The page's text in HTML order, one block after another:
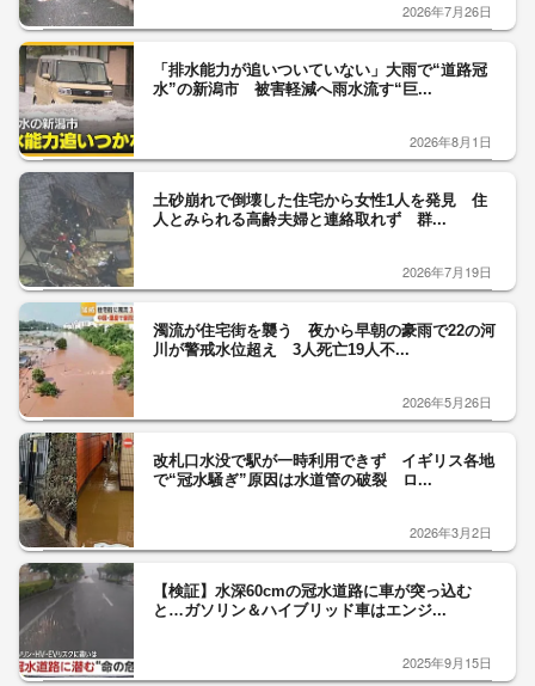
2026年7月26日
「排水能力が追いついていない」大雨で“道路冠
水”の新潟市 被害軽減へ雨水流す“巨...
2026年8月1日
土砂崩れで倒壊した住宅から女性1人を発見 住
人とみられる高齢夫婦と連絡取れず 群...
2026年7月19日
濁流が住宅街を襲う 夜から早朝の豪雨で22の河
川が警戒水位超え 3人死亡19人不...
2026年5月26日
改札口水没で駅が一時利用できず イギリス各地
で“冠水騒ぎ”原因は水道管の破裂 ロ...
2026年3月2日
【検証】水深60cmの冠水道路に車が突っ込む
と…ガソリン＆ハイブリッド車はエンジ...
2025年9月15日